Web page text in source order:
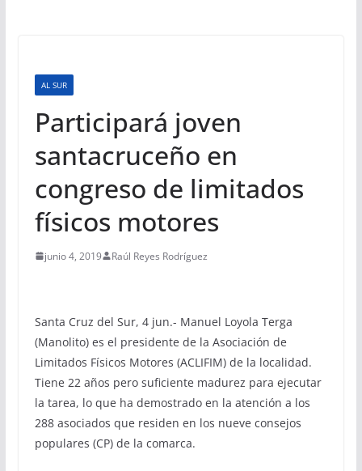
AL SUR
Participará joven
santacruceño en
congreso de limitados
físicos motores
junio 4, 2019 Raúl Reyes Rodríguez
Santa Cruz del Sur, 4 jun.- Manuel Loyola Terga
(Manolito) es el presidente de la Asociación de
Limitados Físicos Motores (ACLIFIM) de la localidad.
Tiene 22 años pero suficiente madurez para ejecutar
la tarea, lo que ha demostrado en la atención a los
288 asociados que residen en los nueve consejos
populares (CP) de la comarca.